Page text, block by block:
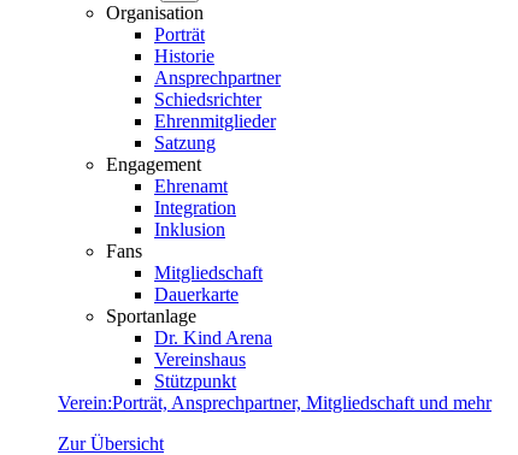
Organisation
Porträt
Historie
Ansprechpartner
Schiedsrichter
Ehrenmitglieder
Satzung
Engagement
Ehrenamt
Integration
Inklusion
Fans
Mitgliedschaft
Dauerkarte
Sportanlage
Dr. Kind Arena
Vereinshaus
Stützpunkt
Verein:Porträt, Ansprechpartner, Mitgliedschaft und mehr
Zur Übersicht